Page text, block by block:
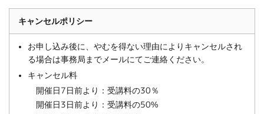
キャンセルポリシー
お申し込み後に、やむを得ない理由によりキャンセルされ
る場合は事務局までメールにてご連絡ください。
キャンセル料
開催日7日前より：受講料の30％
開催日3日前より：受講料の50%